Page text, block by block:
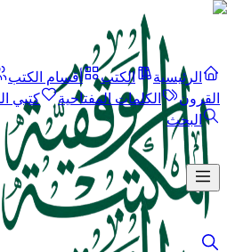
الرئيسية الكتب أقسام الكتب
القرون
الكلمات المفتاحية
كتبي
البحث